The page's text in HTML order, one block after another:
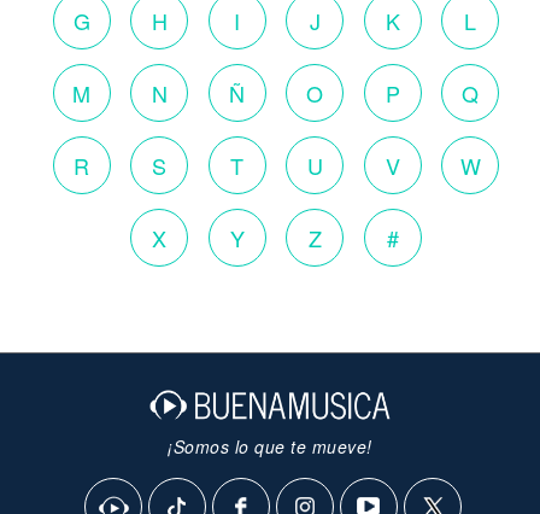
G H I J K L
M N Ñ O P Q
R S T U V W
X Y Z #
¡Somos lo que te mueve!